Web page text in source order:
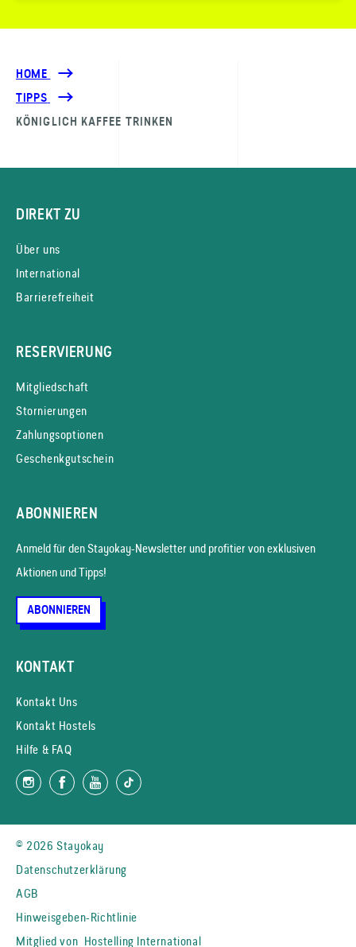
HOME
TIPPS
KÖNIGLICH KAFFEE TRINKEN
DIREKT ZU
Über uns
International
Barrierefreiheit
RESERVIERUNG
Mitgliedschaft
Stornierungen
Zahlungsoptionen
Geschenkgutschein
ABONNIEREN
Anmeld für den Stayokay-News­letter und profitier von exklusiven
Aktionen und Tipps!
ABONNIEREN
KONTAKT
Kontakt Uns
Kontakt Hostels
Hilfe & FAQ
© 2026 Stayokay
Datenschutzerklärung
AGB
Hinweisgeben-Richtlinie
Mitglied von Hostelling International